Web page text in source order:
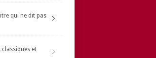
qui ne dit pas
classiques et